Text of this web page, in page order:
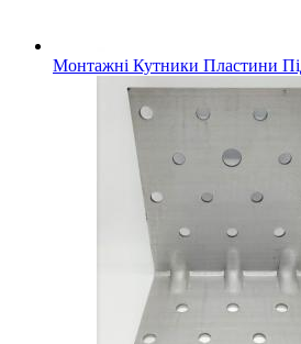
Монтажні Кутники Пластини